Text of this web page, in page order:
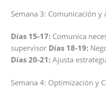
Semana 3: Comunicación y
Días 15-17: Comunica
supervisor Días 18-19:
Días 20-21: Ajusta
Semana 4: Optimización y